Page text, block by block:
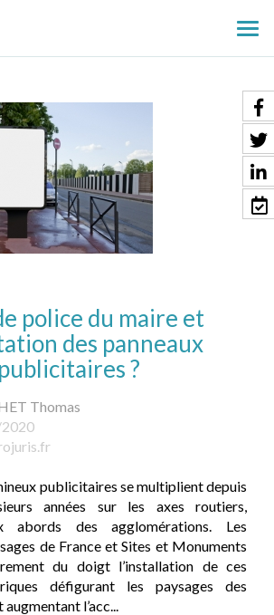
le
police du maire et
des panneaux
?
Thomas
publicitaires se multiplient depuis
années sur les axes routiers,
abords des agglomérations. Les
de France et Sites et Monuments
du doigt l’installation de ces
défigurant les paysages des
l’acc...